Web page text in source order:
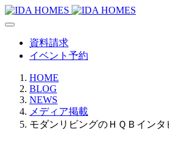
資料請求
イベント予約
HOME
BLOG
NEWS
メディア掲載
モダンリビングのＨＱＢイン